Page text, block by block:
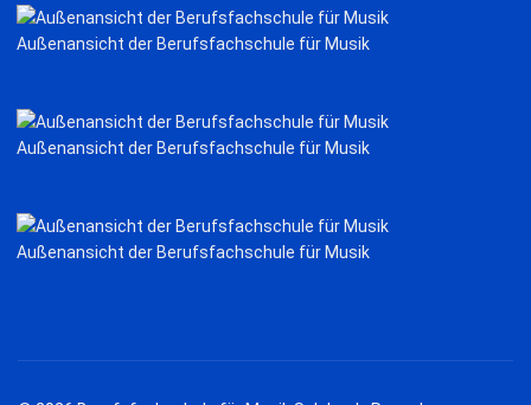
Außenansicht der Berufsfachschule für Musik
Außenansicht der Berufsfachschule für Musik
Außenansicht der Berufsfachschule für Musik